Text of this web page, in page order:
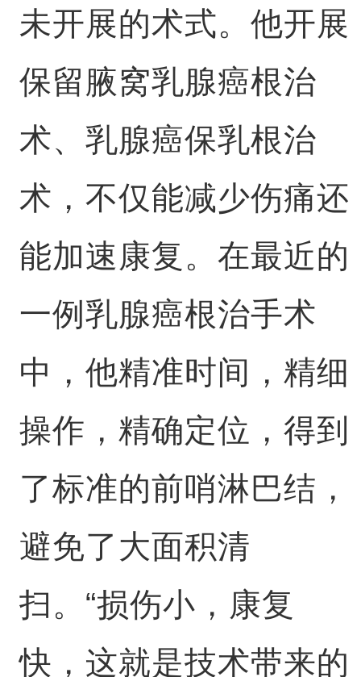
未开展的术式。他开展
保留腋窝乳腺癌根治
术、乳腺癌保乳根治
术，不仅能减少伤痛还
能加速康复。在最近的
一例乳腺癌根治手术
中，他精准时间，精细
操作，精确定位，得到
了标准的前哨淋巴结，
避免了大面积清
扫。“损伤小，康复
快，这就是技术带来的